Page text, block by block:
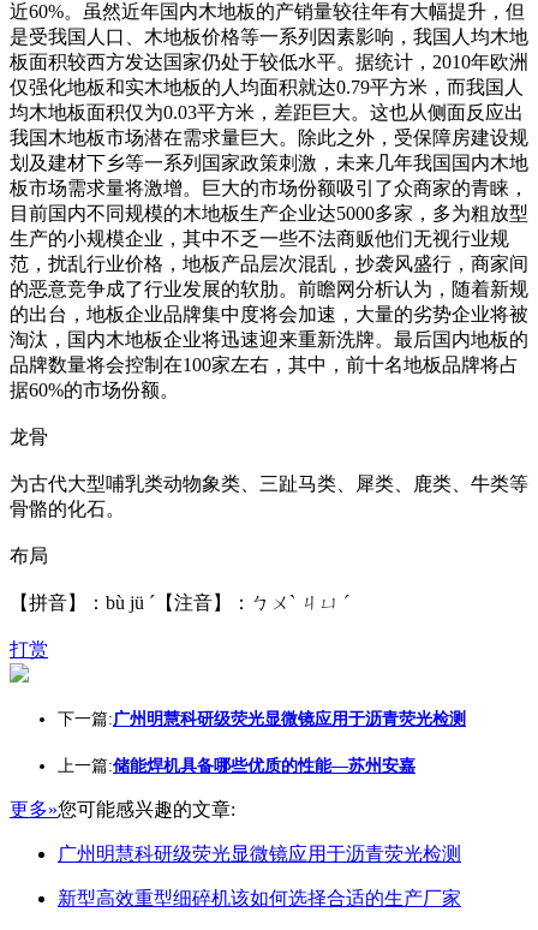
近60%。虽然近年国内木地板的产销量较往年有大幅提升，但
是受我国人口、木地板价格等一系列因素影响，我国人均木地
板面积较西方发达国家仍处于较低水平。据统计，2010年欧洲
仅强化地板和实木地板的人均面积就达0.79平方米，而我国人
均木地板面积仅为0.03平方米，差距巨大。这也从侧面反应出
我国木地板市场潜在需求量巨大。除此之外，受保障房建设规
划及建材下乡等一系列国家政策刺激，未来几年我国国内木地
板市场需求量将激增。巨大的市场份额吸引了众商家的青睐，
目前国内不同规模的木地板生产企业达5000多家，多为粗放型
生产的小规模企业，其中不乏一些不法商贩他们无视行业规
范，扰乱行业价格，地板产品层次混乱，抄袭风盛行，商家间
的恶意竞争成了行业发展的软肋。前瞻网分析认为，随着新规
的出台，地板企业品牌集中度将会加速，大量的劣势企业将被
淘汰，国内木地板企业将迅速迎来重新洗牌。最后国内地板的
品牌数量将会控制在100家左右，其中，前十名地板品牌将占
据60%的市场份额。
龙骨
为古代大型哺乳类动物象类、三趾马类、犀类、鹿类、牛类等
骨骼的化石。
布局
【拼音】：bù jü ˊ【注音】：ㄅㄨˋ ㄐㄩ ˊ
打赏
下一篇:广州明慧科研级荧光显微镜应用于沥青荧光检测
上一篇:储能焊机具备哪些优质的性能—苏州安嘉
更多»您可能感兴趣的文章:
广州明慧科研级荧光显微镜应用于沥青荧光检测
新型高效重型细碎机该如何选择合适的生产厂家